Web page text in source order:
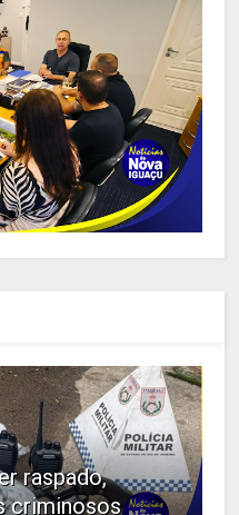
raspado,
criminosos